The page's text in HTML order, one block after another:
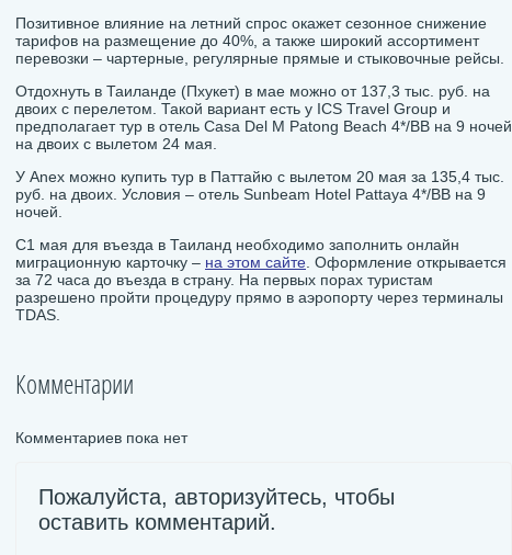
Позитивное влияние на летний спрос окажет сезонное снижение
тарифов на размещение до 40%, а также широкий ассортимент
перевозки – чартерные, регулярные прямые и стыковочные рейсы.
Отдохнуть в Таиланде (Пхукет) в мае можно от 137,3 тыс. руб. на
двоих с перелетом. Такой вариант есть у ICS Travel Group и
предполагает тур в отель Casa Del M Patong Beach 4*/BB на 9 ночей
на двоих с вылетом 24 мая.
У Anex можно купить тур в Паттайю с вылетом 20 мая за 135,4 тыс.
руб. на двоих. Условия – отель Sunbeam Hotel Pattaya 4*/BB на 9
ночей.
С1 мая для въезда в Таиланд необходимо заполнить онлайн
миграционную карточку – на этом сайте . Оформление открывается
за 72 часа до въезда в страну. На первых порах туристам
разрешено пройти процедуру прямо в аэропорту через терминалы
TDAS.
Комментарии
Комментариев пока нет
Пожалуйста, авторизуйтесь, чтобы
оставить комментарий.